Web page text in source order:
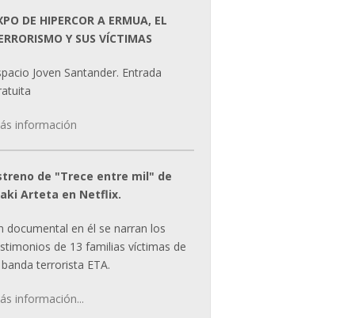
DE HIPERCOR A ERMUA, EL
Y SUS VÍCTIMAS
Joven Santander. Entrada
información
de "Trece entre mil" de
Arteta en Netflix.
documental en él se narran los
de 13 familias víctimas de
terrorista ETA.
información...